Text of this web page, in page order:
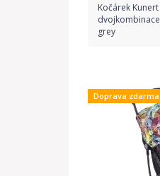
Kočárek
grey
Doprava zdarma